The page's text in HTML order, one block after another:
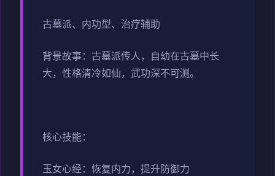
古墓派、内功型、治疗辅助
背景故事：古墓派传人，自幼在古墓中长
大，性格清冷如仙，武功深不可测。
核心技能：
玉女心经：恢复内力，提升防御力